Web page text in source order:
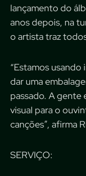
lançamento do
anos depois, na
o artista traz
“Estamos
dar uma
passado. A gente
visual para o
canções”, afirma
SERVIÇO: